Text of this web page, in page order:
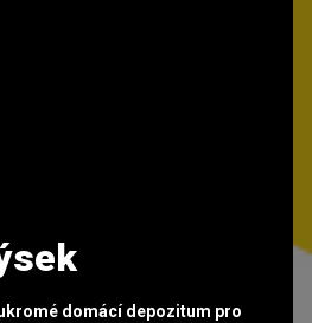
domácí depozitum pro